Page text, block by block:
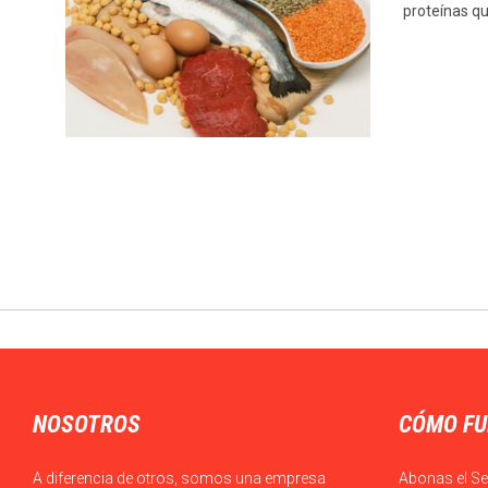
proteínas
NOSOTROS
A diferencia de otros, somos una empresa
CÓMO
Abonas el